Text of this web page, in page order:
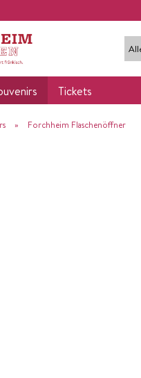
Tickets
» Forchheim Flaschenöffner